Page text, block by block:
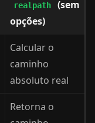
realpath
(sem
opções)
Calcular o
caminho
absoluto real
Retorna o